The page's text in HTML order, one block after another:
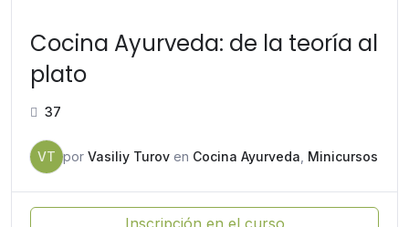
Cocina Ayurveda: de la teoría al
plato
37
VT por Vasiliy Turov en Cocina Ayurveda Minicursos
Inscripción en el curso